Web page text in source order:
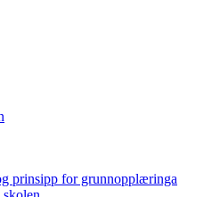
prinsipp for grunnopplæringa